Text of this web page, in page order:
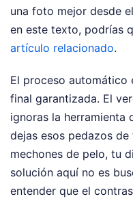
una foto mejor desde
en este texto, podrías
artículo relacionado.
El proceso automático
final garantizada. El
ignoras la herramienta
dejas esos pedazos
mechones de pelo, tu
solución aquí no es
entender que el